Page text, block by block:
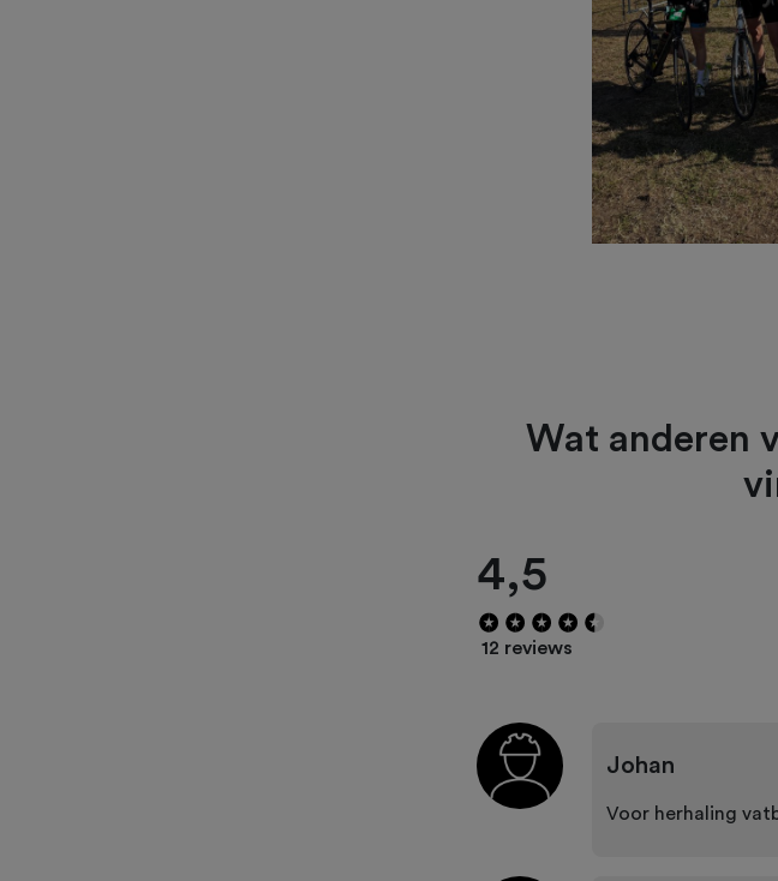
Wat anderen
4,5
12 reviews
Johan
Voor herhaling